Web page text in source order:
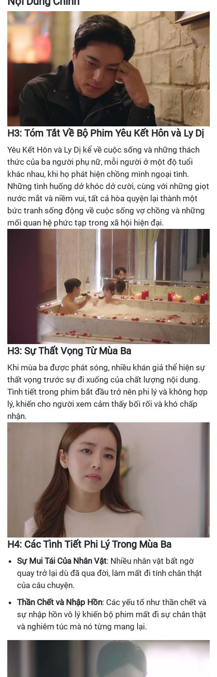
H3: Tóm Tắt Về Bộ Phim Yêu Kết Hôn và Ly Dị
Yêu Kết Hôn và Ly Dị kể về cuộc sống và những thách
thức của ba người phụ nữ, mỗi người ở một độ tuổi
khác nhau, khi họ phát hiện chồng mình ngoại tình.
Những tình huống dở khóc dở cười, cùng với những giọt
nước mắt và niềm vui, tất cả hòa quyện lại thành một
bức tranh sống động về cuộc sống vợ chồng và những
mối quan hệ phức tạp trong xã hội hiện đại.
H3: Sự Thất Vọng Từ Mùa Ba
Khi mùa ba được phát sóng, nhiều khán giả thể hiện sự
thất vọng trước sự đi xuống của chất lượng nội dung.
Tình tiết trong phim bắt đầu trở nên phi lý và không hợp
lý, khiến cho người xem cảm thấy bối rối và khó chấp
nhận.
H4: Các Tình Tiết Phi Lý Trong Mùa Ba
Sự Mui Tái Của Nhân Vật: Nhiều nhân vật bất ngờ
quay trở lại dù đã qua đời, làm mất đi tính chân thật
của câu chuyện.
Thần Chết và Nhập Hồn: Các yếu tố như thần chết và
sự nhập hồn vô lý khiến bộ phim mất đi sự chân thật
và nghiêm túc mà nó từng mang lại.